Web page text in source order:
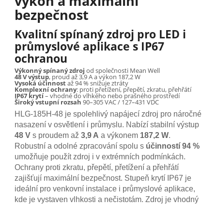
bezpečnost
Kvalitní spínaný zdroj pro LED i
průmyslové aplikace s IP67
ochranou
Výkonný spínaný zdroj od společnosti Mean Well
48 V výstup, proud až 3,9 A a výkon 187,2 W
Vysoká účinnostaž 94 % snižuje ztráty
Komplexní ochrany: proti přetížení, přepětí, zkratu, přehřátí
IP67 krytí– vhodné do vlhkého nebo prašného prostředí
Široký vstupní rozsah 90–305 VAC / 127–431 VDC
HLG-185H-48 je spolehlivý napájecí zdroj pro náročné
nasazení v osvětlení i průmyslu. Nabízí stabilní výstup
48 V s proudem až 3,9 A a výkonem 187,2 W.
Robustní a odolné zpracování spolu s účinností 94 %
umožňuje použít zdroj i v extrémních podmínkách.
Ochrany proti zkratu, přepětí, přetížení a přehřátí
zajišťují maximální bezpečnost. Stupeň krytí IP67 je
ideální pro venkovní instalace i průmyslové aplikace,
kde je vystaven vlhkosti a nečistotám. Zdroj je vhodný